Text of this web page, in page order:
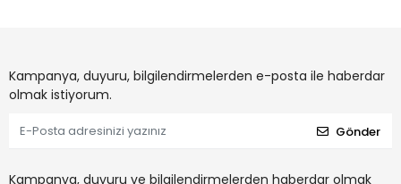
Kampanya, duyuru, bilgilendirmelerden e-posta ile haberdar
olmak istiyorum.
Gönder
Kampanya, duyuru ve bilgilendirmelerden haberdar olmak